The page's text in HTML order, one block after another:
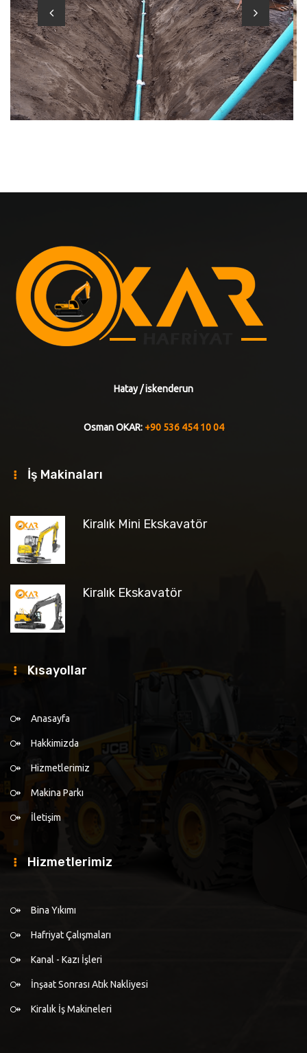
Hatay / iskenderun
Osman OKAR: +90 536 454 10 04
İş Makinaları
Kiralık Mini Ekskavatör
Kiralık Ekskavatör
Kısayollar
Anasayfa
Hakkimizda
Hizmetlerimiz
Makina Parkı
İletişim
Hizmetlerimiz
Bina Yıkımı
Hafriyat Çalışmaları
Kanal - Kazı İşleri
İnşaat Sonrası Atık Nakliyesi
Kiralık İş Makineleri